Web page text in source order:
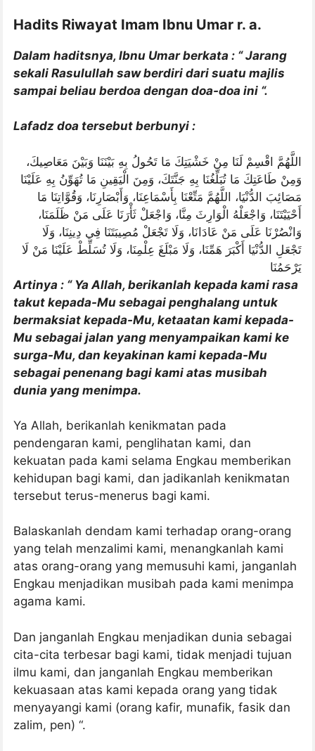
Hadits Riwayat Imam Ibnu Umar r. a.
Dalam haditsnya, Ibnu Umar berkata : “ Jarang
sekali Rasulullah saw berdiri dari suatu majlis
sampai beliau berdoa dengan doa-doa ini “.
Lafadz doa tersebut berbunyi :
اللَّهُمَّ اقْسِمْ لَنَا مِنْ خَشْيَتِكَ مَا تَحُولُ بِهِ بَيْنَنَا وَبَيْنَ مَعَاصِيكَ،
وَمِنْ طَاعَتِكَ مَا تُبَلِّغُنَا بِهِ جَنَّتَكَ، وَمِنَ الْيَقِينِ مَا تُهَوِّنُ بِهِ عَلَيْنَا
مَصَائِبَ الدُّنْيَا، اللَّهُمَّ مَتِّعْنَا بِأَسْمَاعِنَا، وَأَبْصَارِنَا، وَقُوَّاتِنَا مَا
أَحْيَيْتَنَا، وَاجْعَلْهُ الْوَارِثَ مِنَّا، وَاجْعَلْ ثَأْرَنَا عَلَى مَنْ ظَلَمَنَا،
وَانْصُرْنَا عَلَى مَنْ عَادَانَا، وَلَا تَجْعَلْ مُصِيبَتَنَا فِي دِينِنَا، وَلَا
تَجْعَلِ الدُّنْيَا أَكْبَرَ هَمِّنَا، وَلَا مَبْلَغَ عِلْمِنَا، وَلَا تُسَلِّطْ عَلَيْنَا مَنْ لَا
يَرْحَمُنَا
Artinya : “ Ya Allah, berikanlah kepada kami rasa
takut kepada-Mu sebagai penghalang untuk
bermaksiat kepada-Mu, ketaatan kami kepada-
Mu sebagai jalan yang menyampaikan kami ke
surga-Mu, dan keyakinan kami kepada-Mu
sebagai penenang bagi kami atas musibah
dunia yang menimpa.
Ya Allah, berikanlah kenikmatan pada
pendengaran kami, penglihatan kami, dan
kekuatan pada kami selama Engkau memberikan
kehidupan bagi kami, dan jadikanlah kenikmatan
tersebut terus-menerus bagi kami.
Balaskanlah dendam kami terhadap orang-orang
yang telah menzalimi kami, menangkanlah kami
atas orang-orang yang memusuhi kami, janganlah
Engkau menjadikan musibah pada kami menimpa
agama kami.
Dan janganlah Engkau menjadikan dunia sebagai
cita-cita terbesar bagi kami, tidak menjadi tujuan
ilmu kami, dan janganlah Engkau memberikan
kekuasaan atas kami kepada orang yang tidak
menyayangi kami (orang kafir, munafik, fasik dan
zalim, pen) “.